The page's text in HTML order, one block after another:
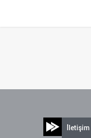
İletişim